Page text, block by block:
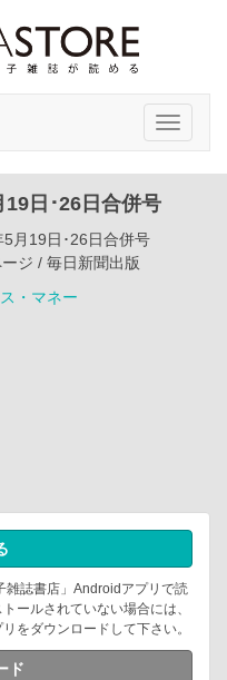
Toggle
日･26日合併号
5月19日･26日合併号
ジ / 毎日新聞出版
・マネー
雑誌書店」Androidアプリで読
ールされていない場合には、
をダウンロードして下さい。
ド